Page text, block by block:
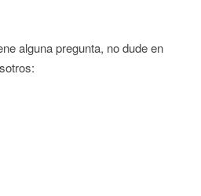
alguna pregunta, no dude en